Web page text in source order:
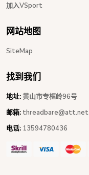
加入VSport
网站地图
SiteMap
找到我们
地址:黄山市专框岭96号
邮箱: threadbare@att.net
电话: 13594780436